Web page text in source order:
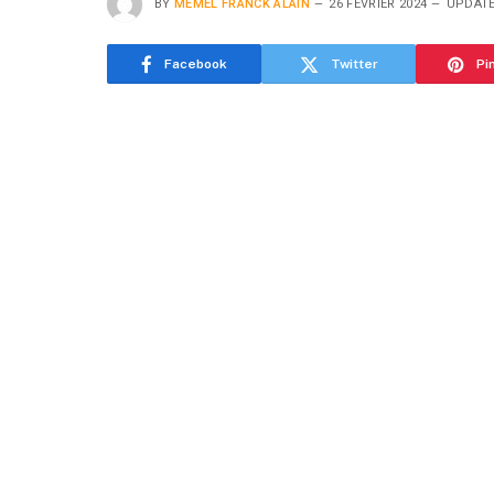
BY MEMEL FRANCK ALAIN 26 FÉVRIER 2024
Facebook Twitter